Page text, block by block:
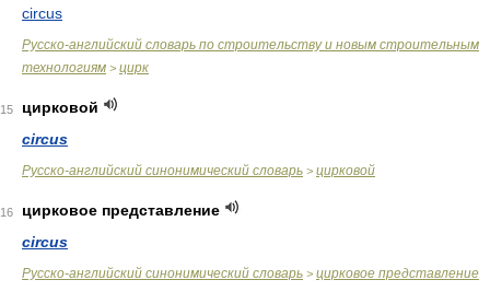
circus
Русско-английский словарь по строительству и новым строительным
технологиям > цирк
15
цирковой
circus
Русско-английский синонимический словарь > цирковой
16
цирковое представление
circus
Русско-английский синонимический словарь > цирковое представление